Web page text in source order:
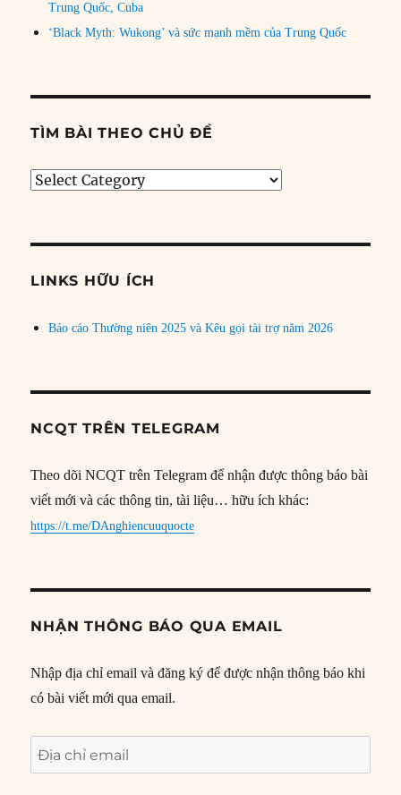
Trung Quốc, Cuba
‘Black Myth: Wukong’ và sức mạnh mềm của Trung Quốc
TÌM BÀI THEO CHỦ ĐỀ
Tìm
đề
LINKS HỮU ÍCH
Báo cáo Thường niên 2025 và Kêu gọi tài trợ năm 2026
NCQT TRÊN TELEGRAM
Theo dõi NCQT trên Telegram để nhận được thông báo bài
viết mới và các thông tin, tài liệu… hữu ích khác:
https://t.me/DAnghiencuuquocte
NHẬN THÔNG BÁO QUA EMAIL
Nhập địa chỉ email và đăng ký để được nhận thông báo khi
có bài viết mới qua email.
Địa
chỉ